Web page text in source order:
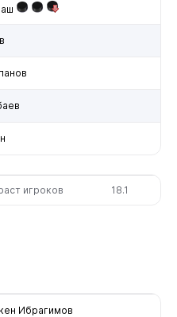
игроков 18.1
Ибрагимов